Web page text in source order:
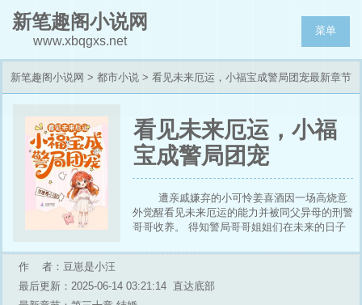
新笔趣阁小说网
www.xbqgxs.net
菜单
新笔趣阁小说网 > 都市小说 > 看见未来厄运，小福宝成警局团宠最新章节
看见未来厄运，小福
宝成警局团宠
遭亲戚嫌弃的小可怜姜喜酒因一场高烧意
外觉醒看见未来厄运的能力并被同父异母的刑警
哥哥收养。 得知警局哥哥姐姐们在未来的日子
公交车上歹徒持刀杀人，女警察A把人制服后，
果然藏了一把刀，A成功保住性命。 警队女警B
结婚，众人都在祝福，只有喜酒一脸严肃说道:
作 者：豆崽是小汪
最后更新：2025-06-14 03:21:14 直达底部